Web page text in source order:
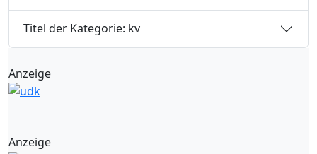
Titel der Kategorie: kv
Anzeige
Anzeige